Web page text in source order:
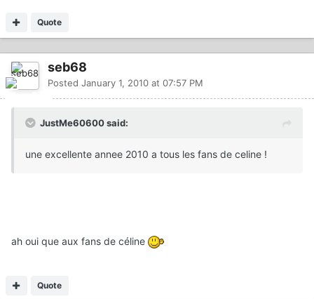
Quote
seb68
Posted January 1, 2010 at 07:57 PM
JustMe60600 said:
une excellente annee 2010 a tous les fans de celine !
ah oui que aux fans de céline
Quote